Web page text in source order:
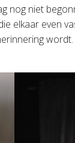
nog niet
elkaar even
wordt.